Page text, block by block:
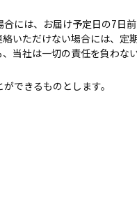
には、お届け予定日の7日
いただけない場合には、定
当社は一切の責任を負わな
できるものとします。